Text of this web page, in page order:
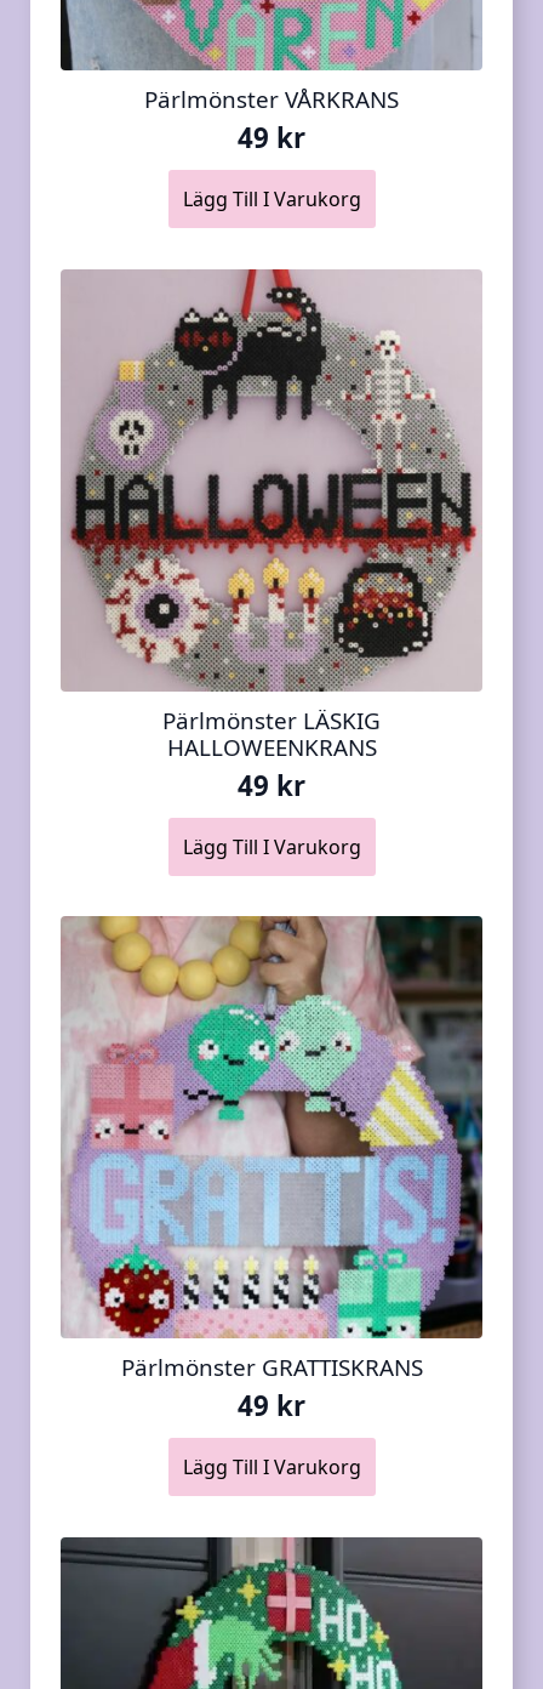
Pärlmönster VÅRKRANS
49 kr
Lägg Till I Varukorg
Pärlmönster LÄSKIG
HALLOWEENKRANS
49 kr
Lägg Till I Varukorg
Pärlmönster GRATTISKRANS
49 kr
Lägg Till I Varukorg